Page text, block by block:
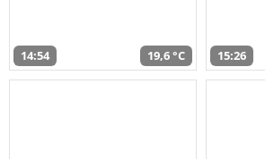
14:54 19,6 °C 15:26